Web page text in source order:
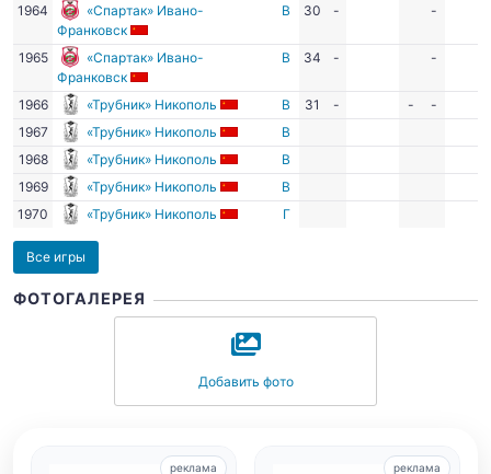
1964
«Спартак» Ивано-
Франковск
В 30 - -
1965
«Спартак» Ивано-
Франковск
В 34 - -
1966 «Трубник» Никополь В 31 - -
-
1967
«Трубник» Никополь
В
1968
«Трубник» Никополь
В
1969
«Трубник» Никополь
В
1970
«Трубник» Никополь Г
Все игры
ФОТОГАЛЕРЕЯ
Добавить фото
реклама реклама